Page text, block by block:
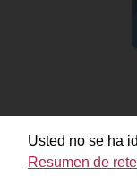
Usted no se ha
Resumen de